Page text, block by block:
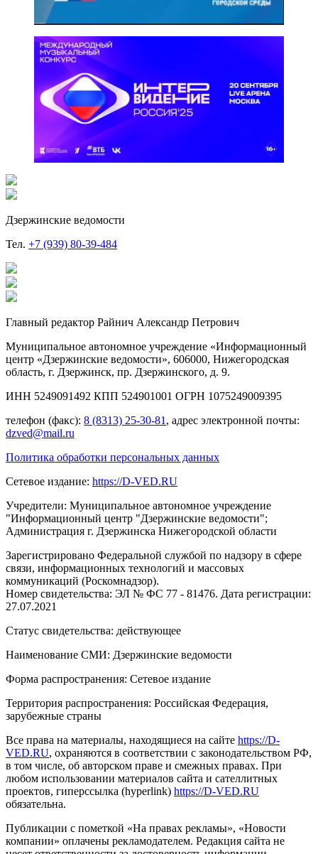
Дзержинские ведомости
Тел. +7 (939) 80-39-484
Главный редактор Райнич Александр Петрович
Муниципальное автономное учреждение «Информационный
центр «Дзержинские ведомости», 606000, Нижегородская
область, г. Дзержинск, пр. Дзержинского, д. 9.
ИНН 5249091492 КПП 524901001 ОГРН 1075249009395
телефон (факс): 8 (8313) 25-30-81 , адрес электронной почты:
dzved@mail.ru
Политика обработки персональных данных
Сетевое издание: https://D-VED.RU
Учредители: Муниципальное автономное учреждение
"Информационный центр "Дзержинские ведомости";
Администрация г. Дзержинска Нижегородской области
Зарегистрировано Федеральной службой по надзору в сфере
связи, информационных технологий и массовых
коммуникаций (Роскомнадзор).
Номер свидетельства: ЭЛ № ФС 77 - 81476. Дата регистрации:
27.07.2021
Статус свидетельства: действующее
Наименование СМИ: Дзержинские ведомости
Форма распространения: Сетевое издание
Территория распространения: Российская Федерация,
зарубежные страны
Все права на материалы, находящиеся на сайте https://D-
VED.RU, охраняются в соответствии с законодательством РФ,
в том числе, об авторском праве и смежных правах. При
любом использовании материалов сайта и сателлитных
проектов, гиперссылка (hyperlink) https://D-VED.RU
обязательна.
Публикации с пометкой «На правах рекламы», «Новости
компании» оплачены рекламодателем. Редакция сайта не